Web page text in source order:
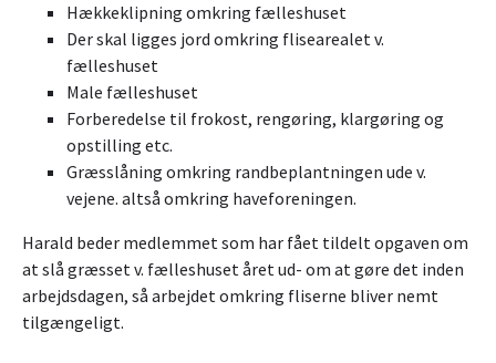
Hækkeklipning omkring fælleshuset
Der skal ligges jord omkring flisearealet v.
fælleshuset
Male fælleshuset
Forberedelse til frokost, rengøring, klargøring og
opstilling etc.
Græsslåning omkring randbeplantningen ude v.
vejene. altså omkring haveforeningen.
Harald beder medlemmet som har fået tildelt opgaven om
at slå græsset v. fælleshuset året ud- om at gøre det inden
arbejdsdagen, så arbejdet omkring fliserne bliver nemt
tilgængeligt.